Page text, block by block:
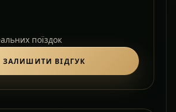
поїздок
ЗАЛИШИТИ ВІДГУК